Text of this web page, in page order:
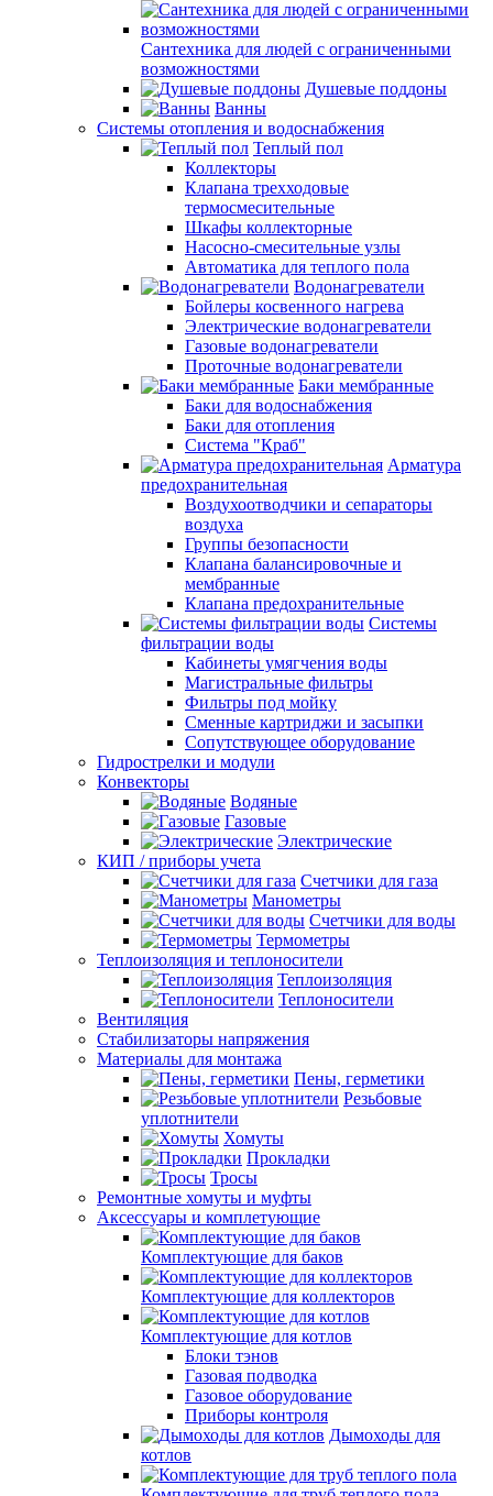
Сантехника для людей с ограниченными
возможностями
Душевые поддоны
Ванны
Системы отопления и водоснабжения
Теплый пол
Коллекторы
Клапана трехходовые
термосмесительные
Шкафы коллекторные
Насосно-смесительные узлы
Автоматика для теплого пола
Водонагреватели
Бойлеры косвенного нагрева
Электрические водонагреватели
Газовые водонагреватели
Проточные водонагреватели
Баки мембранные
Баки для водоснабжения
Баки для отопления
Система "Краб"
Арматура
предохранительная
Воздухоотводчики и сепараторы
воздуха
Группы безопасности
Клапана балансировочные и
мембранные
Клапана предохранительные
Системы
фильтрации воды
Кабинеты умягчения воды
Магистральные фильтры
Фильтры под мойку
Сменные картриджи и засыпки
Сопутствующее оборудование
Гидрострелки и модули
Конвекторы
Водяные
Газовые
Электрические
КИП / приборы учета
Счетчики для газа
Манометры
Счетчики для воды
Термометры
Теплоизоляция и теплоносители
Теплоизоляция
Теплоносители
Вентиляция
Стабилизаторы напряжения
Материалы для монтажа
Пены, герметики
Резьбовые
уплотнители
Хомуты
Прокладки
Тросы
Ремонтные хомуты и муфты
Аксессуары и комплетующие
Комплектующие для баков
Комплектующие для коллекторов
Комплектующие для котлов
Блоки тэнов
Газовая подводка
Газовое оборудование
Приборы контроля
Дымоходы для
котлов